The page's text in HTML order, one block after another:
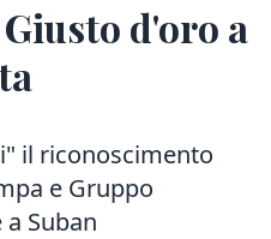
d'oro a
il riconoscimento
e Gruppo
Suban